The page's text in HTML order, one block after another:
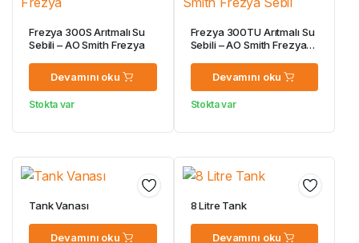
Frezya 300S Arıtmalı Su
Sebili – AO Smith Frezya
Devamını oku
Stokta var
Frezya 300TU Arıtmalı Su
Sebili – AO Smith Frezya
Devamını oku
Stokta var
Tank Vanası
Devamını oku
8 Litre Tank
Devamını oku